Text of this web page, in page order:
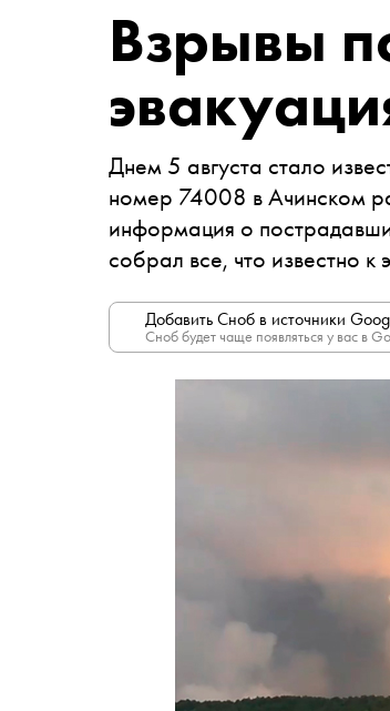
Взрывы
Днем 5 августа стало
номер 74008 в Ачинском
информация о
собрал все, что известно к
Добавить Сноб в источники
Сноб будет чаще появляться у вас в